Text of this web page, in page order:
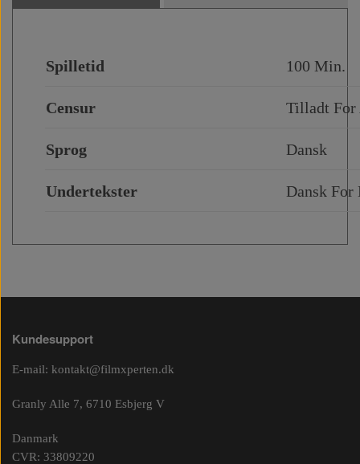
Spilletid 100 Min.
Censur Tilladt
Sprog Dansk
Undertekster Dansk For
Kundesupport
E-mail: kontakt@filmxperten.dk
Granly Alle 7, 6710 Esbjerg V
Danmark
CVR: 33809220